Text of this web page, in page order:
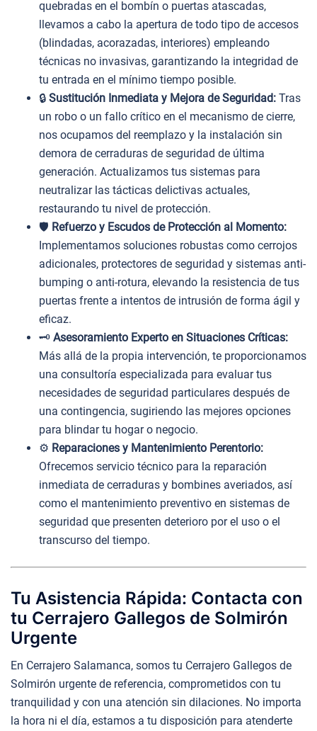
quebradas en el bombín o puertas atascadas,
llevamos a cabo la apertura de todo tipo de accesos
(blindadas, acorazadas, interiores) empleando
técnicas no invasivas, garantizando la integridad de
tu entrada en el mínimo tiempo posible.
🔒 Sustitución Inmediata y Mejora de Seguridad: Tras
un robo o un fallo crítico en el mecanismo de cierre,
nos ocupamos del reemplazo y la instalación sin
demora de cerraduras de seguridad de última
generación. Actualizamos tus sistemas para
neutralizar las tácticas delictivas actuales,
restaurando tu nivel de protección.
🛡️ Refuerzo y Escudos de Protección al Momento:
Implementamos soluciones robustas como cerrojos
adicionales, protectores de seguridad y sistemas anti-
bumping o anti-rotura, elevando la resistencia de tus
puertas frente a intentos de intrusión de forma ágil y
eficaz.
🗝️ Asesoramiento Experto en Situaciones Críticas:
Más allá de la propia intervención, te proporcionamos
una consultoría especializada para evaluar tus
necesidades de seguridad particulares después de
una contingencia, sugiriendo las mejores opciones
para blindar tu hogar o negocio.
⚙️ Reparaciones y Mantenimiento Perentorio:
Ofrecemos servicio técnico para la reparación
inmediata de cerraduras y bombines averiados, así
como el mantenimiento preventivo en sistemas de
seguridad que presenten deterioro por el uso o el
transcurso del tiempo.
Tu Asistencia Rápida: Contacta con
tu Cerrajero Gallegos de Solmirón
Urgente
En Cerrajero Salamanca, somos tu Cerrajero Gallegos de
Solmirón urgente de referencia, comprometidos con tu
tranquilidad y con una atención sin dilaciones. No importa
la hora ni el día, estamos a tu disposición para atenderte